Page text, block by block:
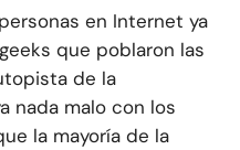
en Internet ya
que poblaron las
de la
nada malo con los
la mayoría de la